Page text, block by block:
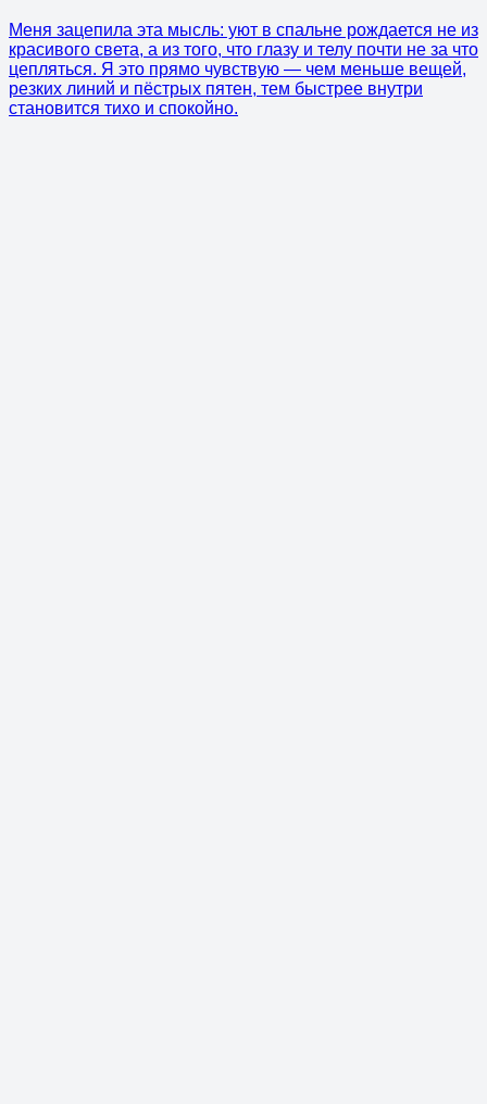
Меня зацепила эта мысль: уют в спальне рождается не из
красивого света, а из того, что глазу и телу почти не за что
цепляться. Я это прямо чувствую — чем меньше вещей,
резких линий и пёстрых пятен, тем быстрее внутри
становится тихо и спокойно.